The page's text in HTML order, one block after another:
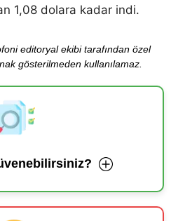
1,08 dolara kadar indi.
editoryal ekibi tarafından özel
gösterilmeden kullanılamaz.